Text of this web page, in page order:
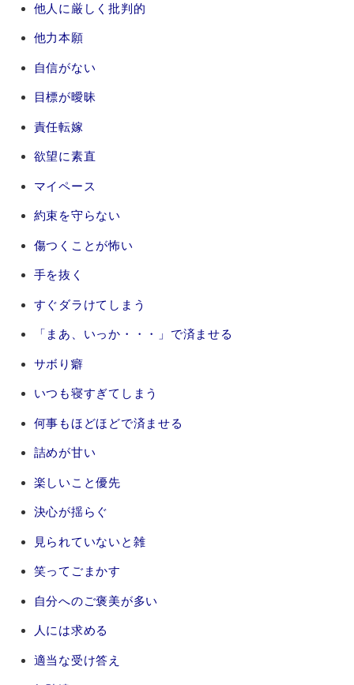
他人に厳しく批判的
他力本願
自信がない
目標が曖昧
責任転嫁
欲望に素直
マイペース
約束を守らない
傷つくことが怖い
手を抜く
すぐダラけてしまう
「まあ、いっか・・・」で済ませる
サボり癖
いつも寝すぎてしまう
何事もほどほどで済ませる
詰めが甘い
楽しいこと優先
決心が揺らぐ
見られていないと雑
笑ってごまかす
自分へのご褒美が多い
人には求める
適当な受け答え